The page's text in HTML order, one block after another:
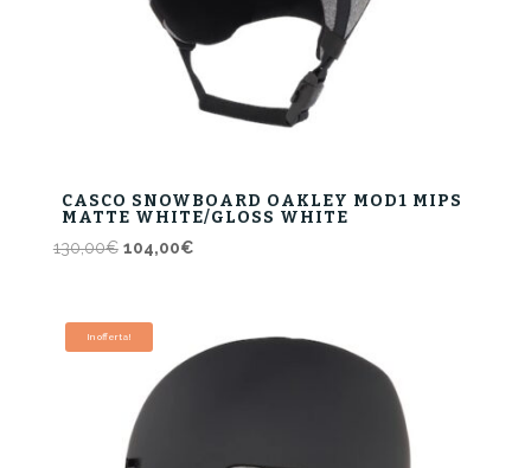
CASCO SNOWBOARD OAKLEY MOD1 MIPS
MATTE WHITE/GLOSS WHITE
130,00€ Il
era:
130,00€.
104,00€Il
104,00€.
In offerta!